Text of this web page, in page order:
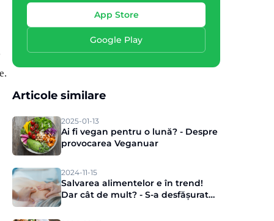
App Store
Google Play
Articole similare
2025-01-13
Ai fi vegan pentru o lună? - Despre
provocarea Veganuar
2024-11-15
Salvarea alimentelor e în trend!
Dar cât de mult? - S-a desfășurat